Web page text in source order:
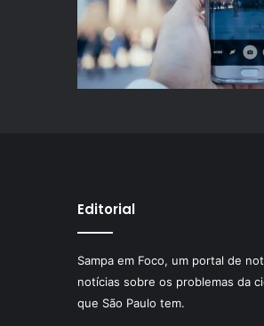
Editorial
Sampa em Foco, um portal de
notícias sobre os problemas da
que São Paulo tem.